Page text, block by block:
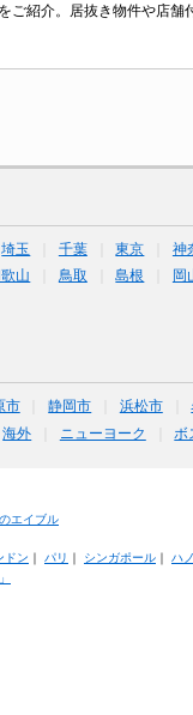
紹介。居抜き物件や店舗
埼玉 千葉 東京 神
山 鳥取 島根 岡
市 静岡市 浜松市
海外 ニューヨーク ボ
エイブル
ドン ｜ パリ ｜ シンガポール｜ ハ